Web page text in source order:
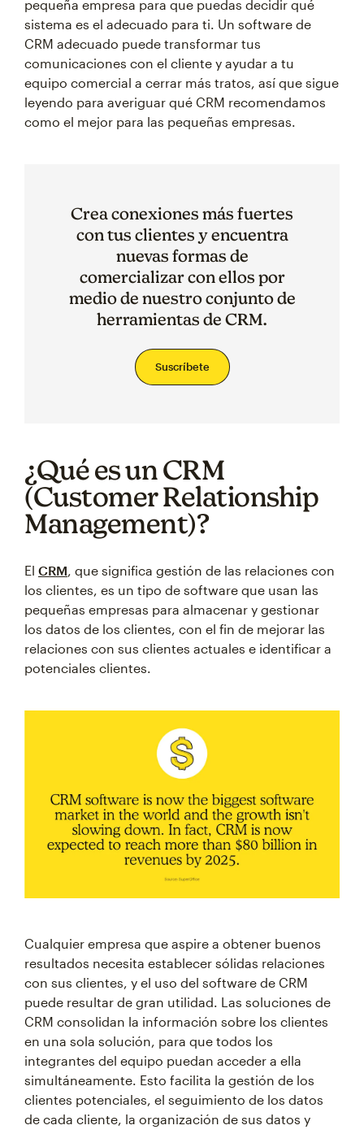
pequeña empresa para que puedas decidir qué
sistema es el adecuado para ti. Un software de
CRM adecuado puede transformar tus
comunicaciones con el cliente y ayudar a tu
equipo comercial a cerrar más tratos, así que sigue
leyendo para averiguar qué CRM recomendamos
como el mejor para las pequeñas empresas.
Crea conexiones más fuertes
con tus clientes y encuentra
nuevas formas de
comercializar con ellos por
medio de nuestro conjunto de
herramientas de CRM.
Suscríbete
¿Qué es un CRM
(Customer Relationship
Management)?
El CRM, que significa gestión de las relaciones con
los clientes, es un tipo de software que usan las
pequeñas empresas para almacenar y gestionar
los datos de los clientes, con el fin de mejorar las
relaciones con sus clientes actuales e identificar a
potenciales clientes.
Cualquier empresa que aspire a obtener buenos
resultados necesita establecer sólidas relaciones
con sus clientes, y el uso del software de CRM
puede resultar de gran utilidad. Las soluciones de
CRM consolidan la información sobre los clientes
en una sola solución, para que todos los
integrantes del equipo puedan acceder a ella
simultáneamente. Esto facilita la gestión de los
clientes potenciales, el seguimiento de los datos
de cada cliente, la organización de sus datos y